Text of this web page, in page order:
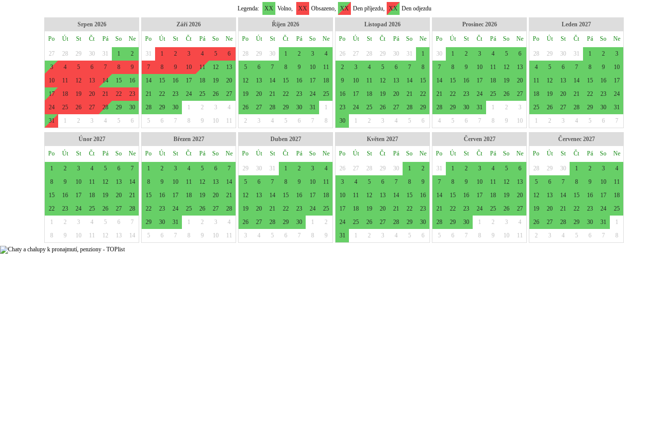
Legenda: XX Volno, XX Obsazeno, XX Den příjezdu, XX Den odjezdu
Srpen 2026
Po Út St Čt Pá So Ne
27 28 29 30 31 1
2
3
4 5 6 7 8
9
10
11 12 13 14 15
16
17
18 19 20 21 22
23
24
25 26 27 28 29
30
31
1 2 3 4 5 6
Září 2026
Po Út St Čt Pá So Ne
31 1 2 3 4 5
6
7
8 9 10 11 12
13
14
15 16 17 18 19
20
21
22 23 24 25 26
27
28
29 30 1 2 3
4
5
6 7 8 9 10 11
Říjen 2026
Po Út St Čt Pá So Ne
28 29 30 1 2 3
4
5
6 7 8 9 10
11
12
13 14 15 16 17
18
19
20 21 22 23 24
25
26
27 28 29 30 31
1
2
3 4 5 6 7 8
Listopad 2026
Po Út St Čt Pá So Ne
26 27 28 29 30 31
1
2
3 4 5 6 7
8
9
10 11 12 13 14
15
16
17 18 19 20 21
22
23
24 25 26 27 28
29
30
1 2 3 4 5 6
Prosinec 2026
Po Út St Čt Pá So Ne
30 1 2 3 4 5
6
7
8 9 10 11 12
13
14
15 16 17 18 19
20
21
22 23 24 25 26
27
28
29 30 31 1 2
3
4
5 6 7 8 9 10
Leden 2027
Po Út St Čt Pá So Ne
28 29 30 31 1 2
3
4
5 6 7 8 9
10
11
12 13 14 15 16
17
18
19 20 21 22 23
24
25
26 27 28 29 30
31
1
2 3 4 5 6 7
Únor 2027
Po Út St Čt Pá So Ne
1 2 3 4 5 6
7
8
9 10 11 12 13
14
15
16 17 18 19 20
21
22
23 24 25 26 27
28
1
2 3 4 5 6
7
8
9 10 11 12 13 14
Březen 2027
Po Út St Čt Pá So Ne
1 2 3 4 5 6
7
8
9 10 11 12 13
14
15
16 17 18 19 20
21
22
23 24 25 26 27
28
29
30 31 1 2 3
4
5
6 7 8 9 10 11
Duben 2027
Po Út St Čt Pá So Ne
29 30 31 1 2 3
4
5
6 7 8 9 10
11
12
13 14 15 16 17
18
19
20 21 22 23 24
25
26
27 28 29 30 1
2
3
4 5 6 7 8 9
Květen 2027
Po Út St Čt Pá So Ne
26 27 28 29 30 1
2
3
4 5 6 7 8
9
10
11 12 13 14 15
16
17
18 19 20 21 22
23
24
25 26 27 28 29
30
31
1 2 3 4 5 6
Červen 2027
Po Út St Čt Pá So Ne
31 1 2 3 4 5
6
7
8 9 10 11 12
13
14
15 16 17 18 19
20
21
22 23 24 25 26
27
28
29 30 1 2 3
4
5
6 7 8 9 10 11
Červenec 2027
Po Út St Čt Pá So Ne
28 29 30 1 2 3
4
5
6 7 8 9 10
11
12
13 14 15 16 17
18
19
20 21 22 23 24
25
26
27 28 29 30 31
1
2
3 4 5 6 7 8